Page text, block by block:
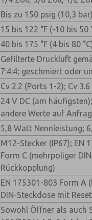
Bis zu 150 psig (10,3
15 bis 122 °F (-10 bis 50
40 bis 175 °F (4 bis 80
Gefilterte Druckluft
7:4:4; geschmiert oder
Cv 2.2 (Ports 1-2); Cv
24 V DC (am
andere Werte auf
5,8 Watt Nennleistung;
M12-Stecker (IP67); EN
Form C (mehrpoliger
Rückkopplung)
EN 175301-803 Form A
DIN-Steckdose mit
Sowohl Öffner als auch